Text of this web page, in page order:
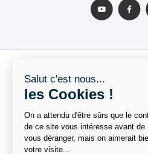
Nos formations